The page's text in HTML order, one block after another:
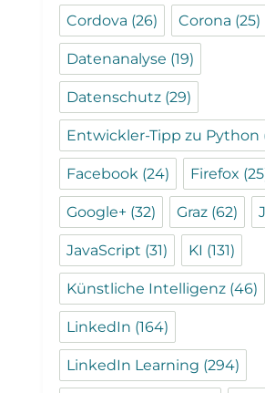
Cordova (26) Corona (25)
Datenanalyse (19)
Datenschutz (29)
Entwickler-Tipp zu Python
Facebook (24) Firefox
Google+ (32) Graz (62)
JavaScript (31) KI (131)
Künstliche Intelligenz (46)
LinkedIn (164)
LinkedIn Learning (294)